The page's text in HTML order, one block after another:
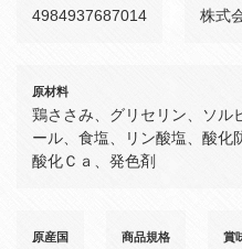
4984937687014 株式
原材料
鶏ささみ、グリセリン、ソル
ール、食塩、リン酸塩、酸化
酸化Ｃａ、発色剤
原産国 商品規格 賞